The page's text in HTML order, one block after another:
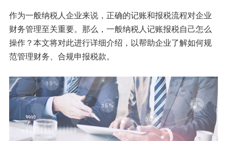
作为一般纳税人企业来说，正确的记账和报税流程对企业
财务管理至关重要。那么，一般纳税人记账报税自己怎么
操作？本文将对此进行详细介绍，以帮助企业了解如何规
范管理财务、合规申报税款。